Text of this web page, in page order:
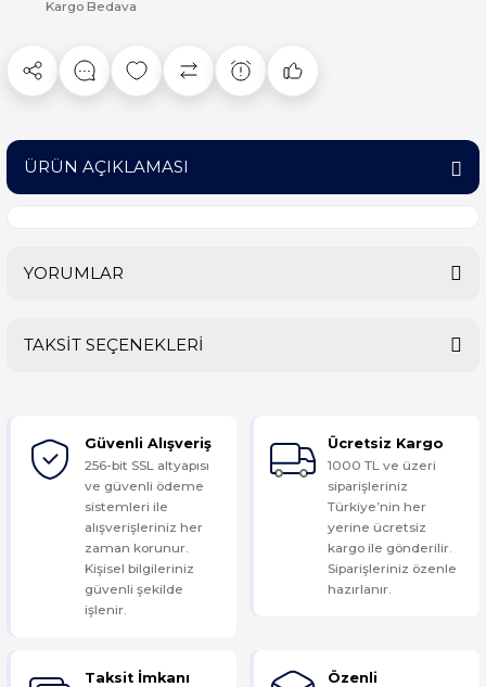
Kargo Bedava
ÜRÜN AÇIKLAMASI
YORUMLAR
Yorum Yaz
TAKSİT SEÇENEKLERİ
Güvenli Alışveriş
256-bit SSL altyapısı
ve güvenli ödeme
sistemleri ile
alışverişleriniz her
zaman korunur.
Kişisel bilgileriniz
güvenli şekilde
işlenir.
Ücretsiz Kargo
1000 TL ve üzeri
siparişleriniz
Türkiye’nin her
yerine ücretsiz
kargo ile gönderilir.
Siparişleriniz özenle
hazırlanır.
Taksit İmkanı
Özenli